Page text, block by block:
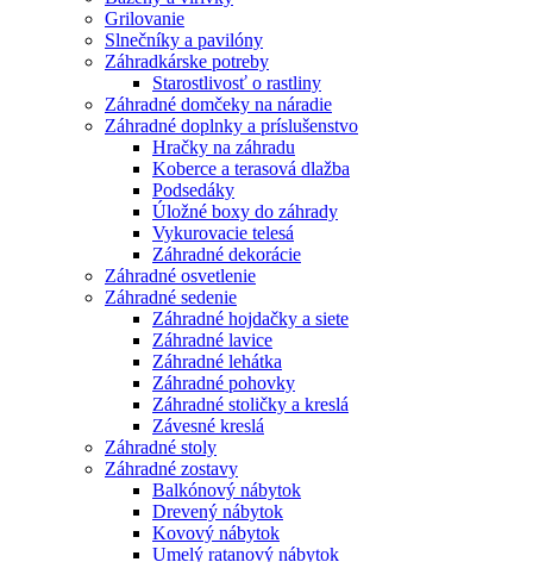
Grilovanie
Slnečníky a pavilóny
Záhradkárske potreby
Starostlivosť o rastliny
Záhradné domčeky na náradie
Záhradné doplnky a príslušenstvo
Hračky na záhradu
Koberce a terasová dlažba
Podsedáky
Úložné boxy do záhrady
Vykurovacie telesá
Záhradné dekorácie
Záhradné osvetlenie
Záhradné sedenie
Záhradné hojdačky a siete
Záhradné lavice
Záhradné lehátka
Záhradné pohovky
Záhradné stoličky a kreslá
Závesné kreslá
Záhradné stoly
Záhradné zostavy
Balkónový nábytok
Drevený nábytok
Kovový nábytok
Umelý ratanový nábytok